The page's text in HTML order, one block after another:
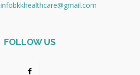
infobkkhealthcare@gmail.com
FOLLOW US